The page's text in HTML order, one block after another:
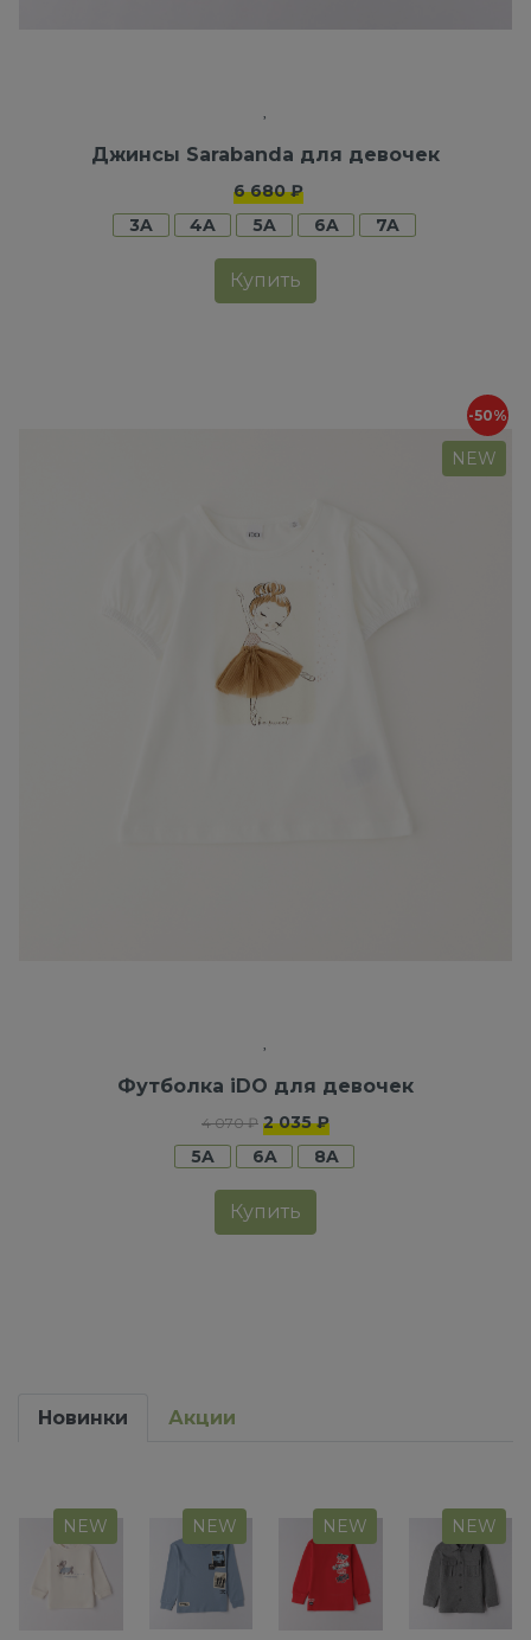
Джинсы Sarabanda для девочек
6 680 ₽
3A
4A 5A 6A 7A
Купить
-50%
NEW
Футболка iDO для девочек
4 070 ₽ 2 035 ₽
5A
6A 8A
Купить
Новинки Акции
NEW NEW NEW NEW